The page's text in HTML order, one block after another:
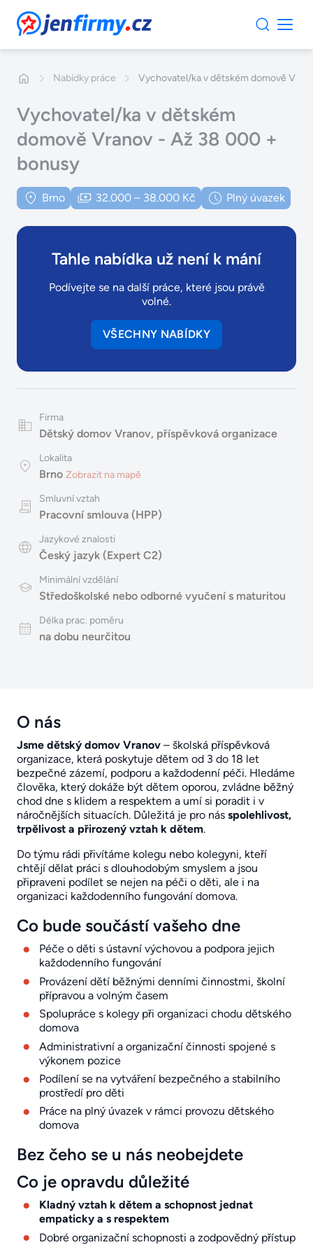
JenFirmy.cz
Nabídky práce Vychovatel/ka v dětském domově
Vychovatel/ka v dětském
domově Vranov - Až 38 000 +
bonusy
Brno 32.000 – 38.000 Kč Plný úvazek
Tahle nabídka už není k mání
Podívejte se na další práce, které jsou právě
volné.
VŠECHNY NABÍDKY
Firma
Dětský domov Vranov, příspěvková organizace
Lokalita
Brno Zobrazit na mapě
Smluvní vztah
Pracovní smlouva (HPP)
Jazykové znalosti
Český jazyk (Expert C2)
Minimální vzdělání
Středoškolské nebo odborné vyučení s maturitou
Délka prac. poměru
na dobu neurčitou
O nás
Jsme dětský domov Vranov – školská příspěvková
organizace, která poskytuje dětem od 3 do 18 let
bezpečné zázemí, podporu a každodenní péči. Hledáme
člověka, který dokáže být dětem oporou, zvládne běžný
chod dne s klidem a respektem a umí si poradit i v
náročnějších situacích. Důležitá je pro nás spolehlivost,
trpělivost a přirozený vztah k dětem.
Do týmu rádi přivítáme kolegu nebo kolegyni, kteří
chtějí dělat práci s dlouhodobým smyslem a jsou
připraveni podílet se nejen na péči o děti, ale i na
organizaci každodenního fungování domova.
Co bude součástí vašeho dne
Péče o děti s ústavní výchovou a podpora jejich
každodenního fungování
Provázení dětí běžnými denními činnostmi, školní
přípravou a volným časem
Spolupráce s kolegy při organizaci chodu dětského
domova
Administrativní a organizační činnosti spojené s
výkonem pozice
Podílení se na vytváření bezpečného a stabilního
prostředí pro děti
Práce na plný úvazek v rámci provozu dětského
domova
Bez čeho se u nás neobejdete
Co je opravdu důležité
Kladný vztah k dětem a schopnost jednat
empaticky a s respektem
Dobré organizační schopnosti a zodpovědný přístup